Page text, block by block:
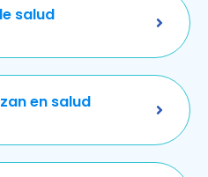
salud
en salud